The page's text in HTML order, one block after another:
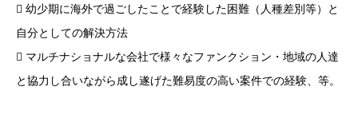
 幼少期に海外で過ごしたことで経験した困難（人種差別等）と
自分としての解決方法
 マルチナショナルな会社で様々なファンクション・地域の人達
と協力し合いながら成し遂げた難易度の高い案件での経験、等。